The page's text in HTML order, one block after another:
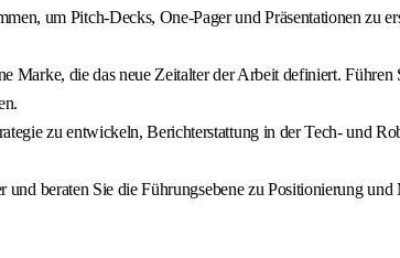
um Pitch-Decks, One-Pager und Präsentationen zu
Marke, die das neue Zeitalter der Arbeit definiert.
zu entwickeln, Berichterstattung in der Tech- und
beraten Sie die Führungsebene zu Positionierung und